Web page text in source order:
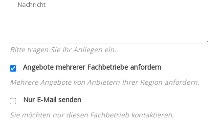
Bitte tragen Sie Ihr Anliegen ein.
Angebote mehrerer Fachbetriebe anfordern
Mehrere Angebote von Anbietern Ihrer Region anfordern.
Nur E-Mail senden
Sie möchten nur diesen Fachbetrieb kontaktieren.